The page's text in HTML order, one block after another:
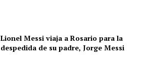
Lionel Messi viaja a Rosario para la
despedida de su padre, Jorge Messi